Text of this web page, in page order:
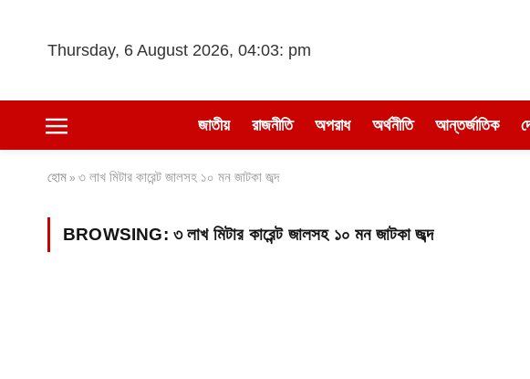
Thursday, 6 August 2026, 04:03: pm
জাতীয় রাজনীতি অপরাধ অর্থনীতি আন্তর্জাতিক
হোম » ৩ লাখ মিটার কারেন্ট জালসহ ১০ মন জাটকা জব্দ
BROWSING: ৩ লাখ মিটার কারেন্ট জালসহ ১০ মন জাটকা জব্দ